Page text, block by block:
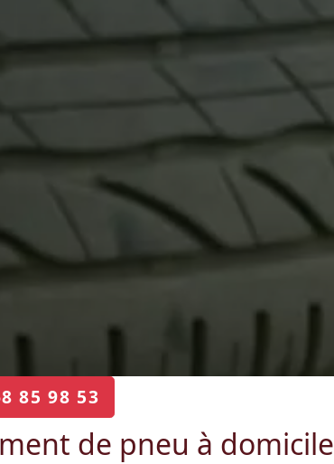
85 98 53
de pneu à domicile